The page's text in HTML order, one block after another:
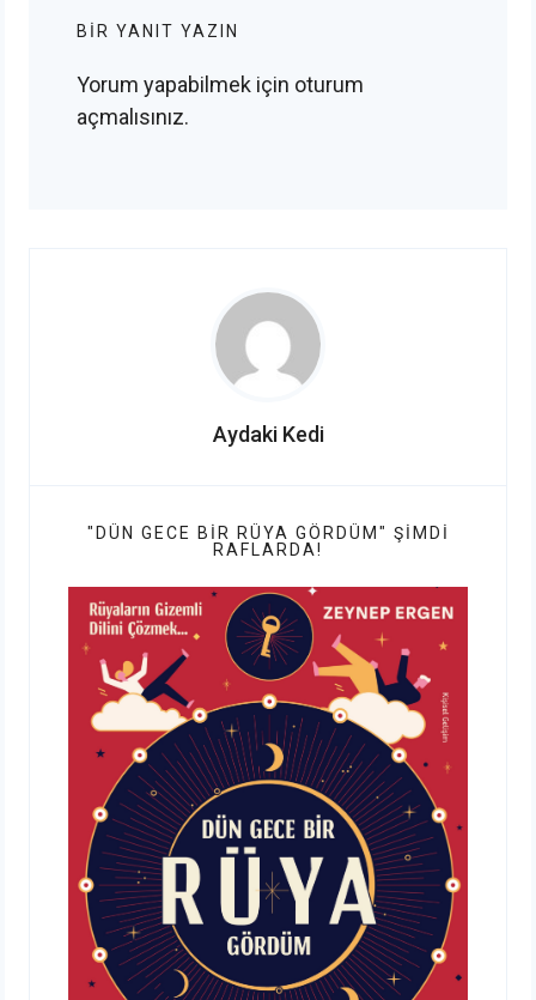
BIR YANIT YAZIN
Yorum yapabilmek için oturum
açmalısınız.
Aydaki Kedi
"DÜN GECE BIR RÜYA GÖRDÜM" ŞIMDI
RAFLARDA!